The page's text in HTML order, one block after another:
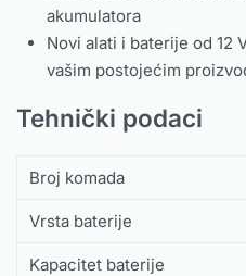
akumulatora
Novi alati i baterije od 12
vašim postojećim
Tehnički podaci
Broj komada
Vrsta baterije
Kapacitet baterije